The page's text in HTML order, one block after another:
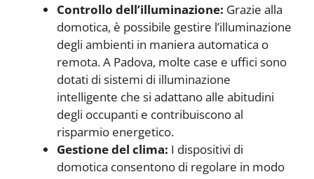
Controllo dell’illuminazione: Grazie alla
domotica, è possibile gestire l’illuminazione
degli ambienti in maniera automatica o
remota. A Padova, molte case e uffici sono
dotati di sistemi di illuminazione
intelligente che si adattano alle abitudini
degli occupanti e contribuiscono al
risparmio energetico.
Gestione del clima: I dispositivi di
domotica consentono di regolare in modo